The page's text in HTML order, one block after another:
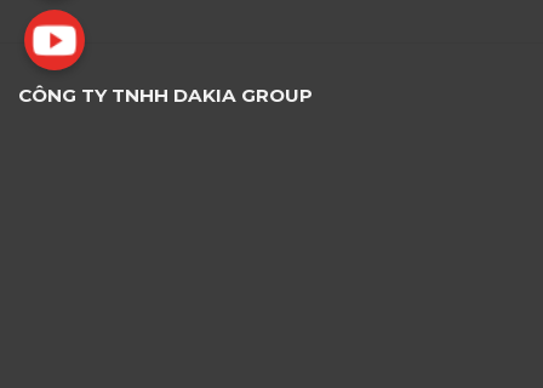
CÔNG TY TNHH DAKIA GROUP